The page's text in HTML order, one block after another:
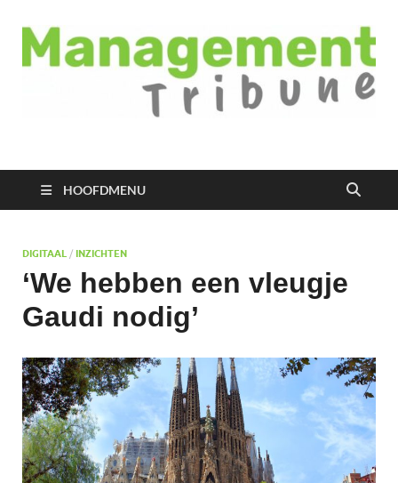
Managementtribune
HOOFDMENU
DIGITAAL / INZICHTEN
‘We hebben een vleugje
Gaudi nodig’